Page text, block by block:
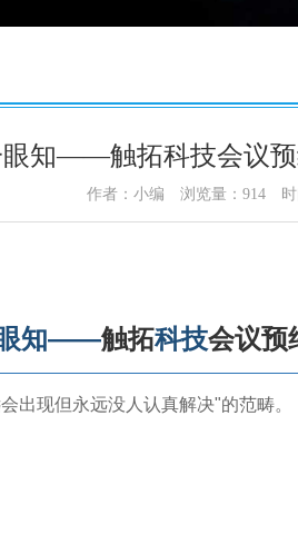
眼知——触拓科技会议
作者：小编 浏览量： 914
眼知——触拓科技会议预
出现但永远没人认真解决"的范畴。